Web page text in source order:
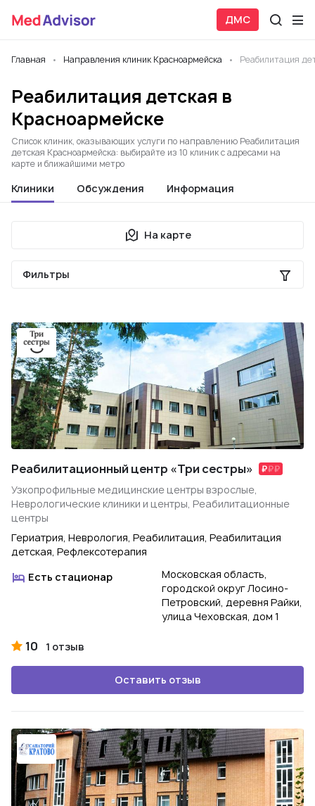
ДМС
Главная Направления клиник Красноармейска Реабилитация
Реабилитация детская в
Красноармейске
Список клиник, оказывающих услуги по направлению Реабилитация
детская Красноармейска: выбирайте из 10 клиник с адресами на
карте и ближайшими метро
Клиники Обсуждения Информация
На карте
Фильтры
Реабилитационный центр «Три сестры»
Узкопрофильные медицинские центры взрослые,
Неврологические клиники и центры, Реабилитационные
центры
Гериатрия, Неврология, Реабилитация, Реабилитация
детская, Рефлексотерапия
Есть стационар
Московская область,
городской округ Лосино-
Петровский, деревня Райки,
улица Чеховская, дом 1
10 1 отзыв
Оставить отзыв